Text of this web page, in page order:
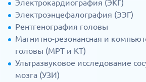
Электрокардиография (ЭКГ)
Электроэнцефалография (ЭЭГ)
Рентгенография головы
Магнитно-резонансная и
головы (МРТ и КТ)
Ультразвуковое исследование
мозга (УЗИ)